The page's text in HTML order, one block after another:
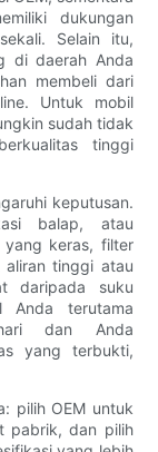
dukungan
Selain itu,
di daerah Anda
membeli dari
Untuk mobil
sudah tidak
tinggi
keputusan.
balap, atau
yang keras, filter
tinggi atau
daripada suku
Anda terutama
dan Anda
yang terbukti,
pilih OEM untuk
pabrik, dan pilih